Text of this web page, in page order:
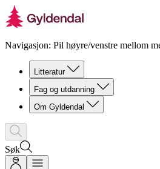
Navigasjon: Pil høyre/venstre mellom
Litteratur
Fag og utdanning
Om Gyldendal
Søk